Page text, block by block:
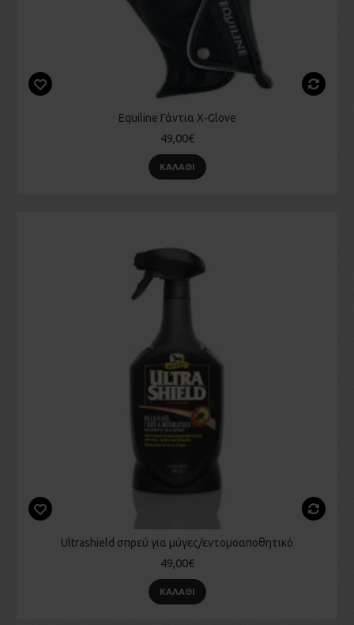
Equiline Γάντια X-Glove
49,00€
ΚΑΛΆΘΙ
Ultrashield σπρεύ για μύγες/εντομοαποθητικό
49,00€
ΚΑΛΆΘΙ